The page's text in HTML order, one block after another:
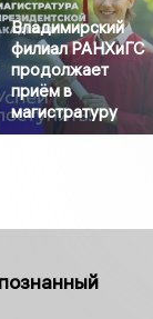
Владимирский
филиал РАНХиГС
продолжает
приём в
магистратуру